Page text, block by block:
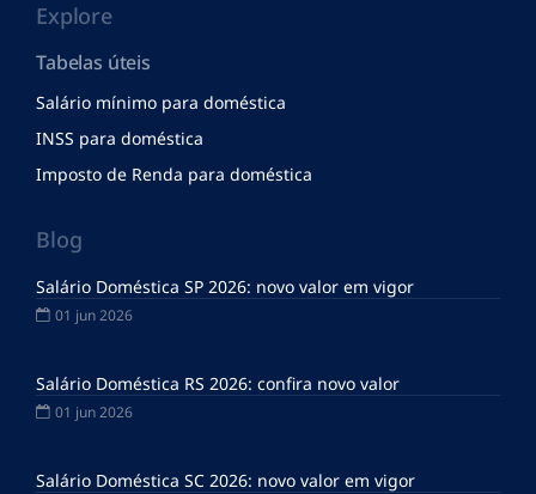
Explore
Tabelas úteis
Salário mínimo para doméstica
INSS para doméstica
Imposto de Renda para doméstica
Blog
Salário Doméstica SP 2026: novo valor em vigor
01 jun 2026
Salário Doméstica RS 2026: confira novo valor
01 jun 2026
Salário Doméstica SC 2026: novo valor em vigor